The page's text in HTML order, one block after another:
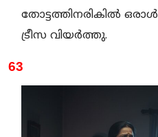
തോട്ടത്തിനരികിൽ ഒരാൾ
ട്രീസ വിയർത്തു.
63